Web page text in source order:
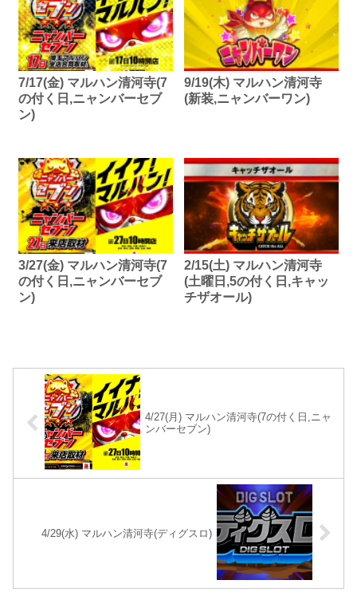
7/17(金) マルハン清河寺(7
の付く日,ニャンバーセブ
ン)
9/19(木) マルハン清河寺
(新装,ニャンバーワン)
3/27(金) マルハン清河寺(7
の付く日,ニャンバーセブ
ン)
2/15(土) マルハン清河寺
(土曜日,5の付く日,キャッ
チザオール)
4/27(月) マルハン清河寺(7の付く日,ニャ
ンバーセブン)
4/29(水) マルハン清河寺(ディグスロ)